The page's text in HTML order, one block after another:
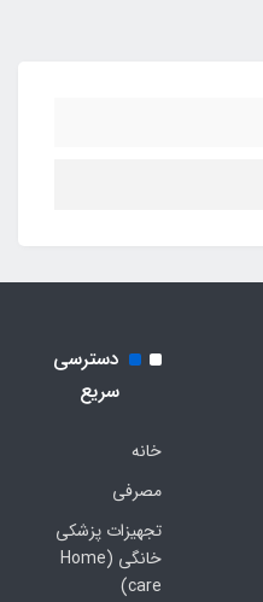
دسترسی
سریع
خانه
مصرفی
تجهیزات پزشکی
خانگی (Home
care)